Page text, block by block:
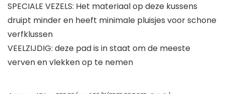
SPECIALE VEZELS: Het materiaal op deze kussens
druipt minder en heeft minimale pluisjes voor schone
verfklussen
VEELZIJDIG: deze pad is in staat om de meeste
verven en vlekken op te nemen